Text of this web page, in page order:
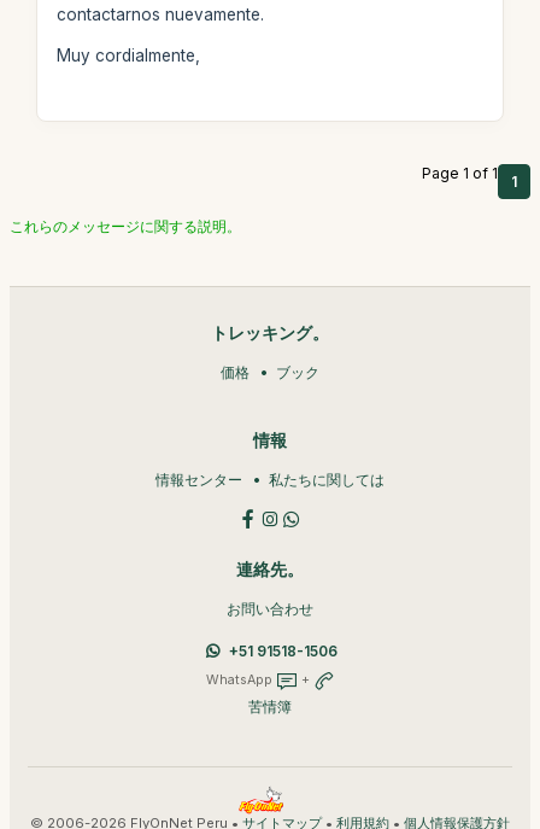
contactarnos nuevamente.
Muy cordialmente,
Page 1 of 1 1
これらのメッセージに関する説明。
トレッキング。
価格 ブック
情報
情報センター 私たちに関しては
連絡先。
お問い合わせ
+51 91518-1506
WhatsApp +
苦情簿
© 2006-2026 FlyOnNet Peru • サイトマップ• 利用規約 • 個人情報保護方針